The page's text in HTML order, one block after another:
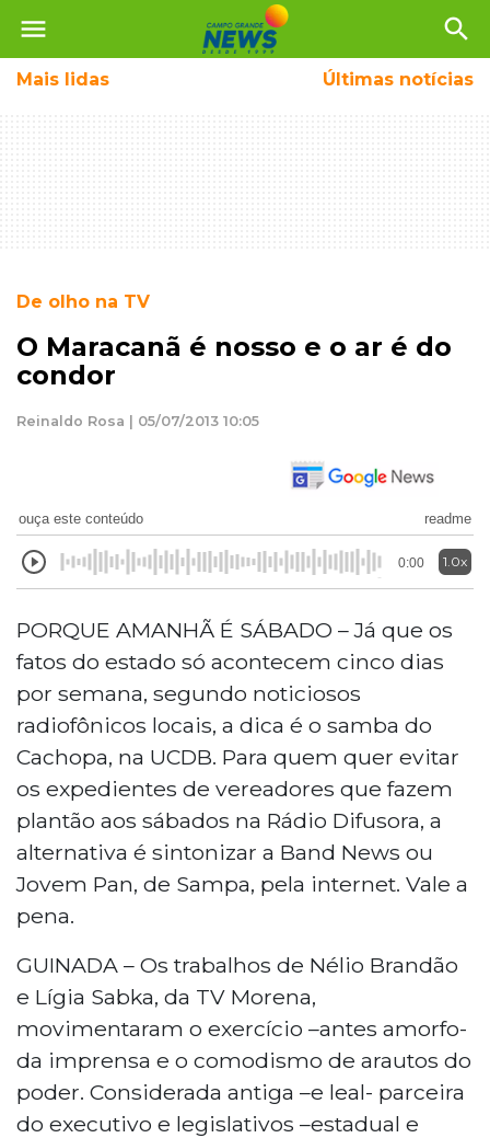
menu search
Mais lidas Últimas notícias
De olho na TV
O Maracanã é nosso e o ar é do
condor
Reinaldo Rosa | 05/07/2013 10:05
ouça este conteúdo readme
0:00 1.0x
PORQUE AMANHÃ É SÁBADO – Já que os
fatos do estado só acontecem cinco dias
por semana, segundo noticiosos
radiofônicos locais, a dica é o samba do
Cachopa, na UCDB. Para quem quer evitar
os expedientes de vereadores que fazem
plantão aos sábados na Rádio Difusora, a
alternativa é sintonizar a Band News ou
Jovem Pan, de Sampa, pela internet. Vale a
pena.
GUINADA – Os trabalhos de Nélio Brandão
e Lígia Sabka, da TV Morena,
movimentaram o exercício –antes amorfo-
da imprensa e o comodismo de arautos do
poder. Considerada antiga –e leal- parceira
do executivo e legislativos –estadual e